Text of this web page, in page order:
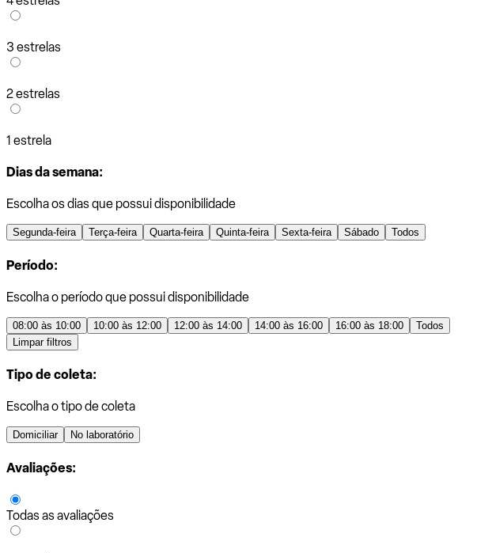
3 estrelas
2 estrelas
1 estrela
Dias da semana:
Escolha os dias que possui disponibilidade
Segunda-feira Terça-feira Quarta-feira Quinta-feira Sexta-feira Sábado Todos
Período:
Escolha o período que possui disponibilidade
08:00 às 10:00 10:00 às 12:00 12:00 às 14:00 14:00 às 16:00 16:00 às 18:00
Todos
Limpar filtros
Tipo de coleta:
Escolha o tipo de coleta
Domiciliar No laboratório
Avaliações:
Todas as avaliações